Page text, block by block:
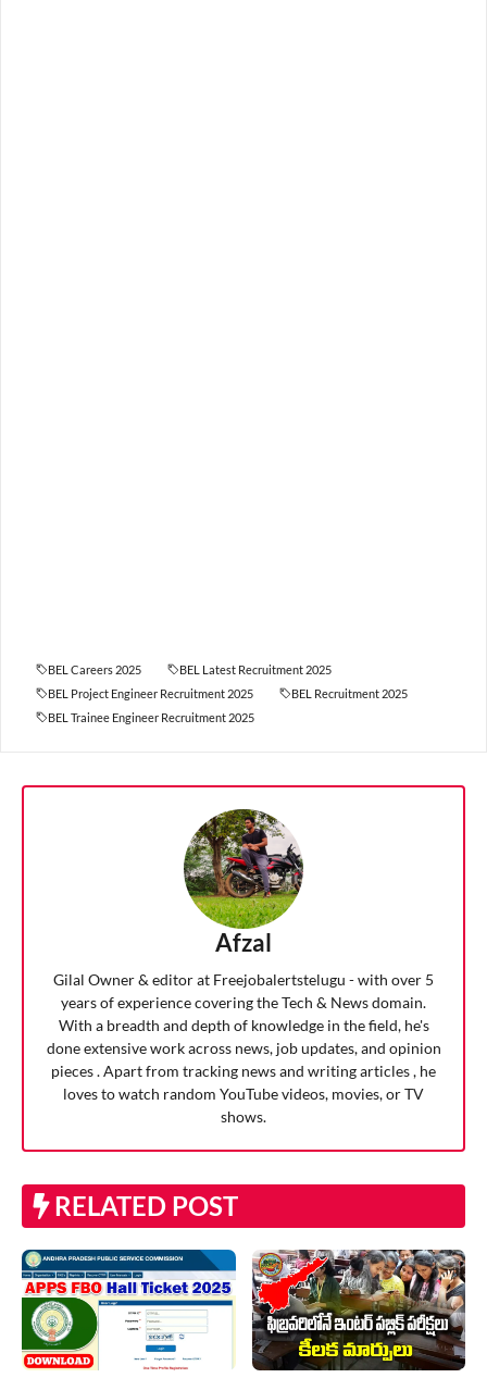
BEL Careers 2025
BEL Latest Recruitment 2025
BEL Project Engineer Recruitment 2025
BEL Recruitment 2025
BEL Trainee Engineer Recruitment 2025
Afzal
Gilal Owner & editor at Freejobalertstelugu - with over 5
years of experience covering the Tech & News domain.
With a breadth and depth of knowledge in the field, he's
done extensive work across news, job updates, and opinion
pieces . Apart from tracking news and writing articles , he
loves to watch random YouTube videos, movies, or TV
shows.
RELATED POST